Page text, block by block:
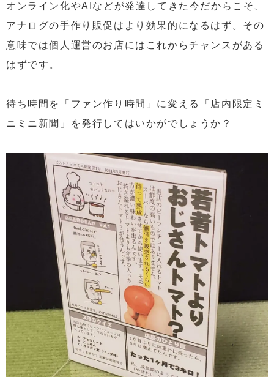
オンライン化やAIなどが発達してきた今だからこそ、
アナログの手作り販促はより効果的になるはず。その
意味では個人運営のお店にはこれからチャンスがある
はずです。
待ち時間を「ファン作り時間」に変える「店内限定ミ
ニミニ新聞」を発行してはいかがでしょうか？